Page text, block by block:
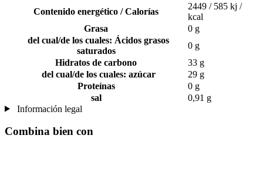
Contenido energético / Calorías
2449 / 585 kj /
kcal
Grasa
0 g
del cual/de los cuales: Ácidos grasos
saturados
0 g
Hidratos de carbono
33 g
del cual/de los cuales: azúcar
29 g
Proteínas
0 g
sal
0,91 g
Información legal
Combina bien con